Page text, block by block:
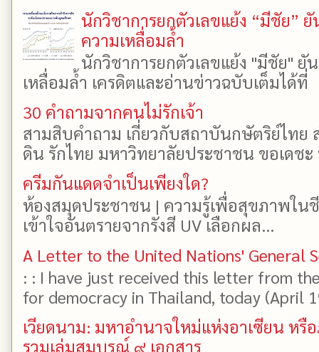
นักวิชาการยกตัวเลขแย้ง “มีชัย”
ความเหลื่อมล้ำ
นักวิชาการยกตัวเลขแย้ง "มีชัย"
เหลื่อมล้ำ เครดิตและอ่านข่าวฉบับเต็มได้
30 คำถามจากคนไม่รักเจ้า
สามสิบคำถาม เกี่ยวกับสถาบันกษัตริย์ไทย
ดิน รักไทย มหาวิทยาลัยประชาชน ขอเดช
ครีมกันแดดจำเป็นเพียงใด?
ห้องสมุดประชาชน | ความรู้เพื่อสุขภาพใน
เข้าใจอันตรายจากรังสี UV เลือกผล...
A Letter to the United Nations' General
: : I have just received this letter from
for democracy in Thailand, today (April
เวียดนาม: มหาอำนาจใหม่แห่งอาเซียน ห
รวมเล่มสมบูรณ์ ๙ เอกสาร